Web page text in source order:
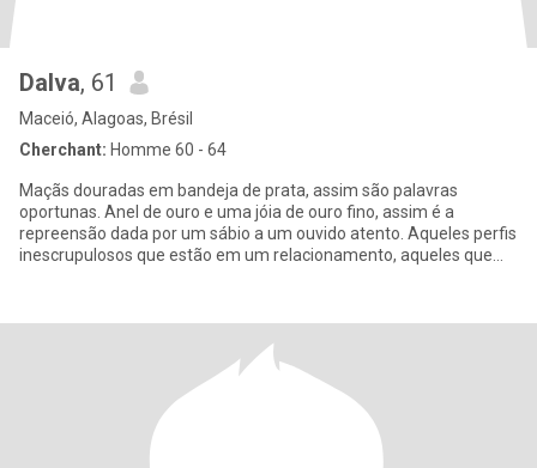
Dalva, 61
Maceió, Alagoas, Brésil
Cherchant: Homme 60 - 64
Maçãs douradas em bandeja de prata, assim são palavras
oportunas. Anel de ouro e uma jóia de ouro fino, assim é a
repreensão dada por um sábio a um ouvido atento. Aqueles perfis
inescrupulosos que estão em um relacionamento, aqueles que